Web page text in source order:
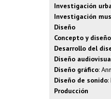
Investigación
Investigación
Diseño
Concepto y
Desarrollo del
Diseño
Diseño gráfico:
Diseño de sonido
Producción